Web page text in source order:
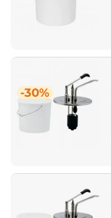
-30%